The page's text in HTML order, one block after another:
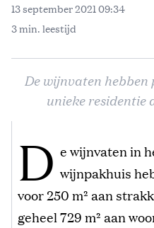
13 september 2021 09:34
3 min. leestijd
De wijnvaten
unieke residentie
D e wijnvaten in
wijnpakhuis
voor 250 m² aan
geheel 729 m² aan